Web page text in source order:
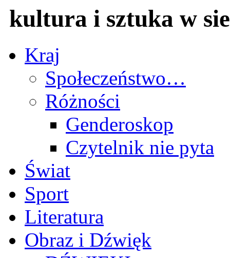
kultura i sztuka w
Kraj
Społeczeństwo…
Różności
Genderoskop
Czytelnik nie pyta
Świat
Sport
Literatura
Obraz i Dźwięk